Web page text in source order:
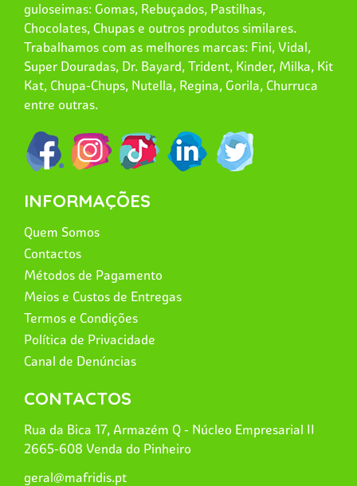
guloseimas: Gomas, Rebuçados, Pastilhas,
Chocolates, Chupas e outros produtos similares.
Trabalhamos com as melhores marcas: Fini, Vidal,
Super Douradas, Dr. Bayard, Trident, Kinder, Milka, Kit
Kat, Chupa-Chups, Nutella, Regina, Gorila, Churruca
entre outras.
INFORMAÇÕES
Quem Somos
Contactos
Métodos de Pagamento
Meios e Custos de Entregas
Termos e Condições
Política de Privacidade
Canal de Denúncias
CONTACTOS
Rua da Bica 17, Armazém Q - Núcleo Empresarial II
2665-608 Venda do Pinheiro
geral@mafridis.pt